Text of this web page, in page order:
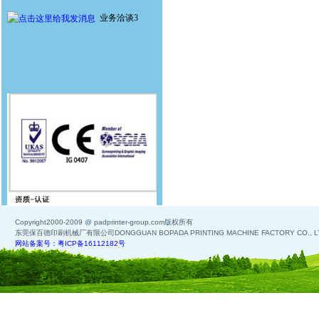
业务洽谈3
Copyright2000-2009 @ padprinter-group.com版权所有
东莞保百德印刷机械厂有限公司DONGGUAN BOPADA PRINTING MACHINE FACTORY CO.,
网站备案号：粤ICP备16112182号